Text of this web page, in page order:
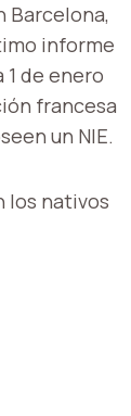
informe
de enero
francesa
un NIE.
los nativos